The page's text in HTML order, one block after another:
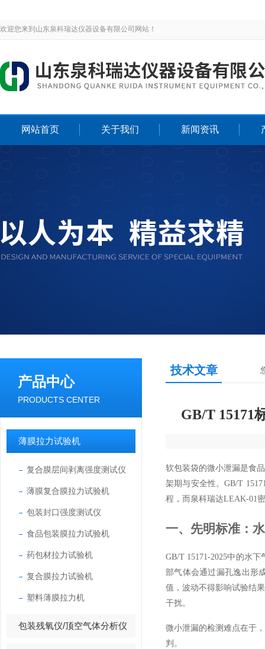
欢迎您来到山东泉科瑞达仪器设备有限公司网站！
网站首页 关于我们 新闻资讯
产品中心
PRODUCTS CENTER
薄膜拉力试验机
复合膜层间剥离强度测试仪
薄膜复合膜拉力试验机
包装封口强度测试仪
食品包装膜拉力试验机
药包材拉力试验机
复合膜拉力试验机
塑料薄膜拉力机
包装残氧仪/顶空气体分析仪
技术文章
GB/T 15171
软包装袋的微小泄漏是食
架期与安全性。GB/T
程，而泉科瑞达LEAK-01
一、先明标准：
GB/T 15171-2025中的水
部气体会通过漏孔逸出形
值，波动不得影响试验结
干扰。
微小泄漏的检测难点在于
判。